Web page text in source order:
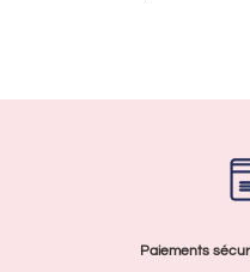
Paiements